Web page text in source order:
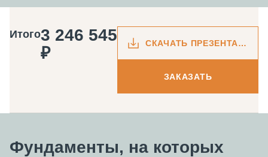
Итого3 246 545
₽
СКАЧАТЬ ПРЕЗЕНТАЦИЮ
ЗАКАЗАТЬ
Фундаменты, на которых